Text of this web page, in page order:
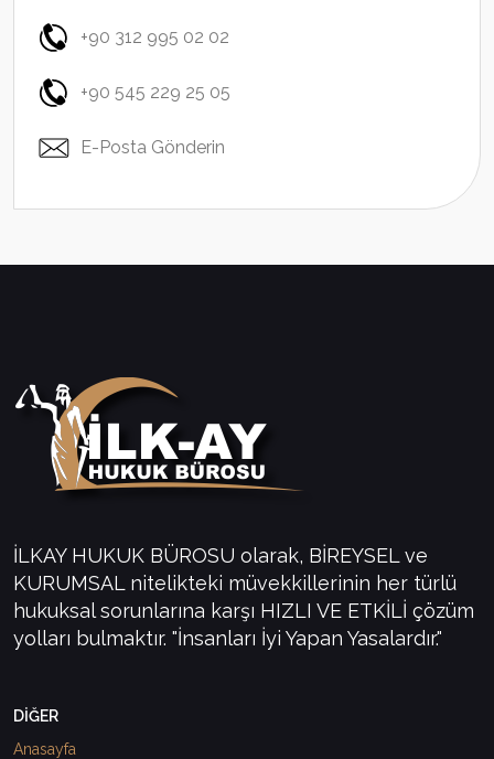
+90 312 995 02 02
+90 545 229 25 05
E-Posta Gönderin
İLKAY HUKUK BÜROSU olarak, BİREYSEL ve
KURUMSAL nitelikteki müvekkillerinin her türlü
hukuksal sorunlarına karşı HIZLI VE ETKİLİ çözüm
yolları bulmaktır. "İnsanları İyi Yapan Yasalardır."
DİĞER
Anasayfa